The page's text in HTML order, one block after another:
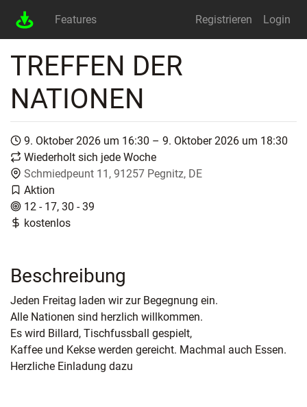
Features Registrieren Login
TREFFEN DER
NATIONEN
9. Oktober 2026 um 16:30 – 9. Oktober 2026 um 18:30
Wiederholt sich jede Woche
Schmiedpeunt 11, 91257 Pegnitz, DE
Aktion
12 - 17, 30 - 39
kostenlos
Beschreibung
Jeden Freitag laden wir zur Begegnung ein.
Alle Nationen sind herzlich willkommen.
Es wird Billard, Tischfussball gespielt,
Kaffee und Kekse werden gereicht. Machmal auch Essen.
Herzliche Einladung dazu